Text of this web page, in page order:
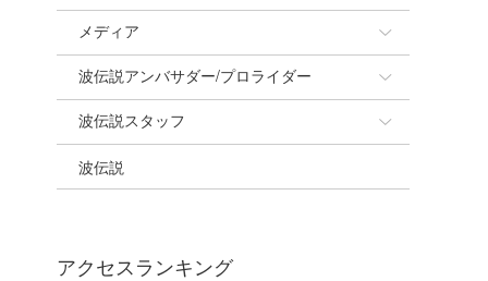
Naoya Kimoto
mitsuteru Kamio
Yasunari Inoue
Yoshiyuki Obata
DELTA FORCE SURF
メディア
SURFMEDIA
Colors MAGAZINE
WAVAL
波伝説アンバサダー/プロライダー
福島寿実子
中浦“JET”章
進士剛光
波伝説スタッフ
☆加藤
Aichan
波伝説
アクセスランキング